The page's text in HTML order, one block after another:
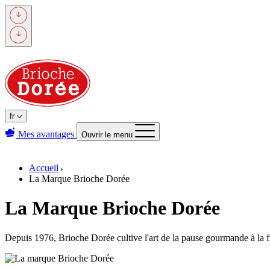
Passer
au
contenu
principal
fr
Mes avantages Ouvrir le menu
Accueil
La Marque Brioche Dorée
La Marque Brioche Dorée
Depuis 1976, Brioche Dorée cultive l'art de la pause gourmande à la